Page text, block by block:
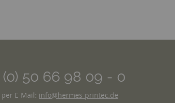
(0) 50 66 98 09 - 0
E-Mail: info@hermes-printec.de